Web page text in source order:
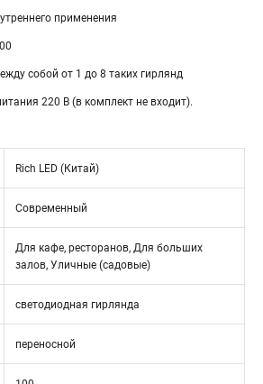
применения
собой от 1 до 8 таких гирлянд
220 В (в комплект не входит).
Rich LED (Китай)
Современный
Для кафе, ресторанов, Для больших
залов, Уличные (садовые)
светодиодная гирлянда
переносной